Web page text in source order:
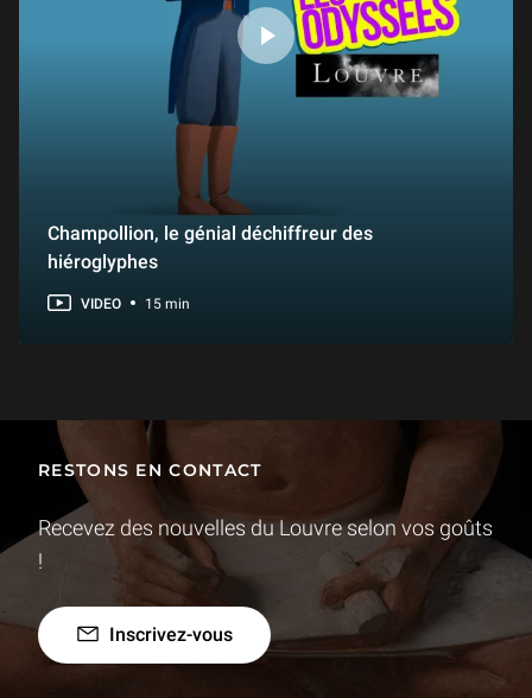
Champollion, le génial déchiffreur des
hiéroglyphes
VIDEO 15 min
RESTONS EN CONTACT
Recevez des nouvelles du Louvre selon vos goûts
!
Inscrivez-vous